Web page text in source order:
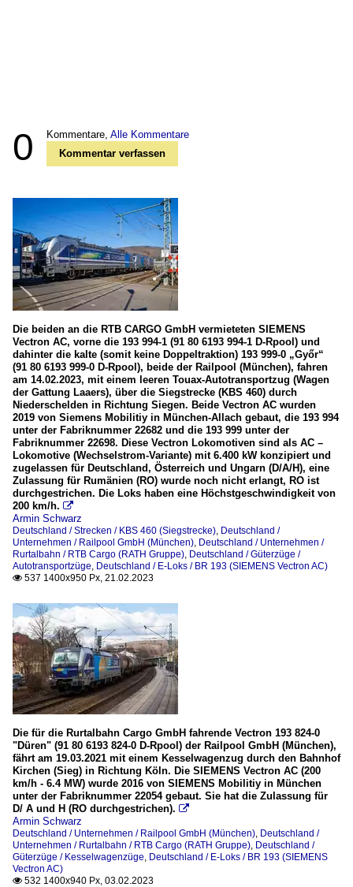
0 Kommentare, Alle Kommentare
Kommentar verfassen
Die beiden an die RTB CARGO GmbH vermieteten SIEMENS
Vectron AC, vorne die 193 994-1 (91 80 6193 994-1 D-Rpool) und
dahinter die kalte (somit keine Doppeltraktion) 193 999-0 „Győr“
(91 80 6193 999-0 D-Rpool), beide der Railpool (München), fahren
am 14.02.2023, mit einem leeren Touax-Autotransportzug (Wagen
der Gattung Laaers), über die Siegstrecke (KBS 460) durch
Niederschelden in Richtung Siegen. Beide Vectron AC wurden
2019 von Siemens Mobilitiy in München-Allach gebaut, die 193 994
unter der Fabriknummer 22682 und die 193 999 unter der
Fabriknummer 22698. Diese Vectron Lokomotiven sind als AC –
Lokomotive (Wechselstrom-Variante) mit 6.400 kW konzipiert und
zugelassen für Deutschland, Österreich und Ungarn (D/A/H), eine
Zulassung für Rumänien (RO) wurde noch nicht erlangt, RO ist
durchgestrichen. Die Loks haben eine Höchstgeschwindigkeit von
200 km/h. 
Armin Schwarz
Deutschland / Strecken / KBS 460 (Siegstrecke), Deutschland /
Unternehmen / Railpool GmbH (München), Deutschland / Unternehmen /
Rurtalbahn / RTB Cargo (RATH Gruppe), Deutschland / Güterzüge /
Autotransportzüge, Deutschland / E-Loks / BR 193 (SIEMENS Vectron AC)
 537 1400x950 Px, 21.02.2023
Die für die Rurtalbahn Cargo GmbH fahrende Vectron 193 824-0
"Düren" (91 80 6193 824-0 D-Rpool) der Railpool GmbH (München),
fährt am 19.03.2021 mit einem Kesselwagenzug durch den Bahnhof
Kirchen (Sieg) in Richtung Köln. Die SIEMENS Vectron AC (200
km/h - 6.4 MW) wurde 2016 von SIEMENS Mobilitiy in München
unter der Fabriknummer 22054 gebaut. Sie hat die Zulassung für
D/ A und H (RO durchgestrichen). 
Armin Schwarz
Deutschland / Unternehmen / Railpool GmbH (München), Deutschland /
Unternehmen / Rurtalbahn / RTB Cargo (RATH Gruppe), Deutschland /
Güterzüge / Kesselwagenzüge, Deutschland / E-Loks / BR 193 (SIEMENS
Vectron AC)
 532 1400x940 Px, 03.02.2023